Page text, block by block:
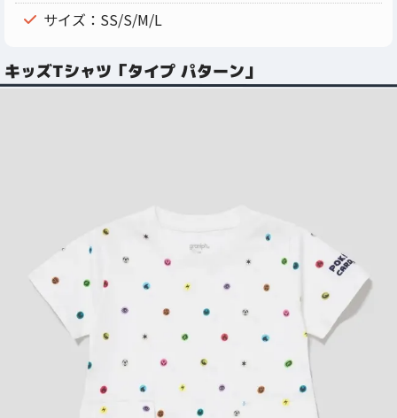
サイズ：SS/S/M/L
キッズTシャツ「タイプ パターン」